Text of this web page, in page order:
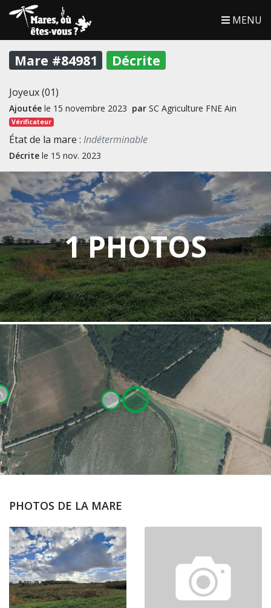
MENU
Mare #84981 Décrite
Joyeux (01)
Ajoutée le 15 novembre 2023 par SC Agriculture FNE Ain
Vérificateur
État de la mare : Indéterminable
Décrite le 15 nov. 2023
1 PHOTOS
PHOTOS DE LA MARE